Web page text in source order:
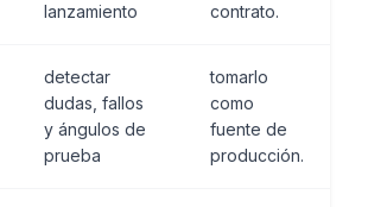
lanzamiento
contrato.
detectar
dudas, fallos
y ángulos de
prueba
tomarlo
como
fuente de
producción.